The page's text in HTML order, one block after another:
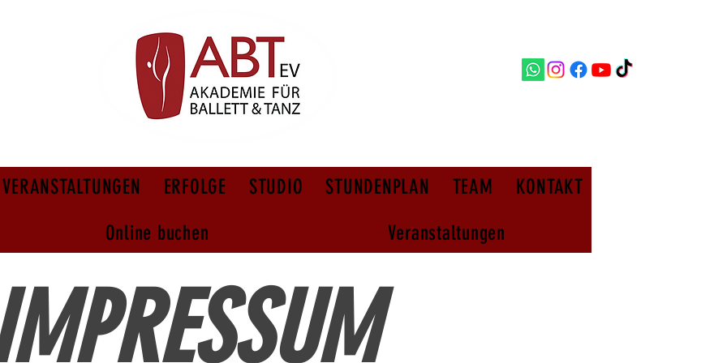
VERANSTALTUNGEN ERFOLGE STUDIO STUNDENPLAN TEAM
KONTAKT
Online buchen Veranstaltungen